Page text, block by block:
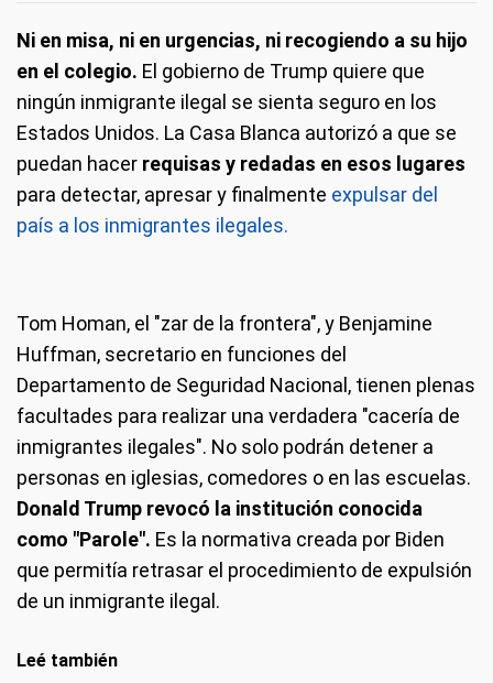
Ni en misa, ni en urgencias, ni recogiendo a su hijo
en el colegio. El gobierno de Trump quiere que
ningún inmigrante ilegal se sienta seguro en los
Estados Unidos. La Casa Blanca autorizó a que se
puedan hacer requisas y redadas en esos lugares
para detectar, apresar y finalmente expulsar del
país a los inmigrantes ilegales.
Tom Homan, el "zar de la frontera", y Benjamine
Huffman, secretario en funciones del
Departamento de Seguridad Nacional, tienen plenas
facultades para realizar una verdadera "cacería de
inmigrantes ilegales". No solo podrán detener a
personas en iglesias, comedores o en las escuelas.
Donald Trump revocó la institución conocida
como "Parole". Es la normativa creada por Biden
que permitía retrasar el procedimiento de expulsión
de un inmigrante ilegal.
Leé también